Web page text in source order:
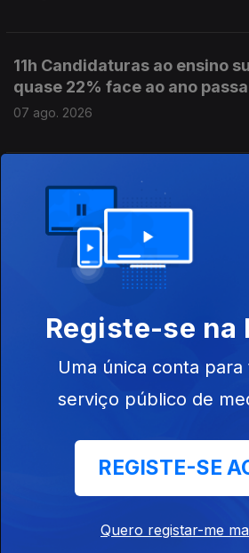
11h Candidaturas ao ensino
quase 22% face ao ano
07 ago. 2026
10h Mais de 60 mil
superior
07 ago. 2026
governo
caso Luís Neves
Registe-se na
Uma única conta para
serviço público de
REGISTE-SE
Quero registar-me